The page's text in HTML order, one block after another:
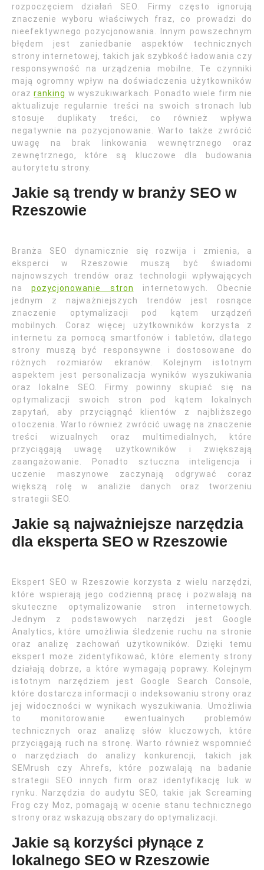
rozpoczęciem działań SEO. Firmy często ignorują
znaczenie wyboru właściwych fraz, co prowadzi do
nieefektywnego pozycjonowania. Innym powszechnym
błędem jest zaniedbanie aspektów technicznych
strony internetowej, takich jak szybkość ładowania czy
responsywność na urządzenia mobilne. Te czynniki
mają ogromny wpływ na doświadczenia użytkowników
orazranking w wyszukiwarkach. Ponadto wiele firm nie
aktualizuje regularnie treści na swoich stronach lub
stosuje duplikaty treści, co również wpływa
negatywnie na pozycjonowanie. Warto także zwrócić
uwagę na brak linkowania wewnętrznego oraz
zewnętrznego, które są kluczowe dla budowania
autorytetu strony.
Jakie są trendy w branży SEO w
Rzeszowie
Branża SEO dynamicznie się rozwija i zmienia, a
eksperci w Rzeszowie muszą być świadomi
najnowszych trendów oraz technologii wpływających
napozycjonowanie stron internetowych. Obecnie
jednym z najważniejszych trendów jest rosnące
znaczenie optymalizacji pod kątem urządzeń
mobilnych. Coraz więcej użytkowników korzysta z
internetu za pomocą smartfonów i tabletów, dlatego
strony muszą być responsywne i dostosowane do
różnych rozmiarów ekranów. Kolejnym istotnym
aspektem jest personalizacja wyników wyszukiwania
oraz lokalne SEO. Firmy powinny skupiać się na
optymalizacji swoich stron pod kątem lokalnych
zapytań, aby przyciągnąć klientów z najbliższego
otoczenia. Warto również zwrócić uwagę na znaczenie
treści wizualnych oraz multimedialnych, które
przyciągają uwagę użytkowników i zwiększają
zaangażowanie. Ponadto sztuczna inteligencja i
uczenie maszynowe zaczynają odgrywać coraz
większą rolę w analizie danych oraz tworzeniu
strategii SEO.
Jakie są najważniejsze narzędzia
dla eksperta SEO w Rzeszowie
Ekspert SEO w Rzeszowie korzysta z wielu narzędzi,
które wspierają jego codzienną pracę i pozwalają na
skuteczne optymalizowanie stron internetowych.
Jednym z podstawowych narzędzi jest Google
Analytics, które umożliwia śledzenie ruchu na stronie
oraz analizę zachowań użytkowników. Dzięki temu
ekspert może zidentyfikować, które elementy strony
działają dobrze, a które wymagają poprawy. Kolejnym
istotnym narzędziem jest Google Search Console,
które dostarcza informacji o indeksowaniu strony oraz
jej widoczności w wynikach wyszukiwania. Umożliwia
to monitorowanie ewentualnych problemów
technicznych oraz analizę słów kluczowych, które
przyciągają ruch na stronę. Warto również wspomnieć
o narzędziach do analizy konkurencji, takich jak
SEMrush czy Ahrefs, które pozwalają na badanie
strategii SEO innych firm oraz identyfikację luk w
rynku. Narzędzia do audytu SEO, takie jak Screaming
Frog czy Moz, pomagają w ocenie stanu technicznego
strony oraz wskazują obszary do optymalizacji.
Jakie są korzyści płynące z
lokalnego SEO w Rzeszowie